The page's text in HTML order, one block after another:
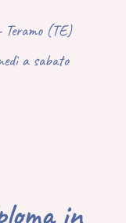
(TE)
a sabato
in